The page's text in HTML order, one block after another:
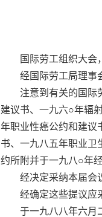
国际劳工组织大会，
经国际劳工局理事会
注意到有关的国际劳
建议书、一九六○年辐
年职业性癌公约和建议
书、一九八五年职业卫
约所附并于一九八○年
经决定采纳本届会议
经确定这些提议应采
于一九八八年六月二